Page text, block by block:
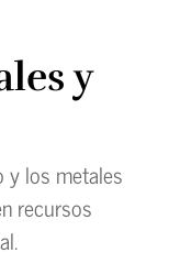
y
y los metales
recursos